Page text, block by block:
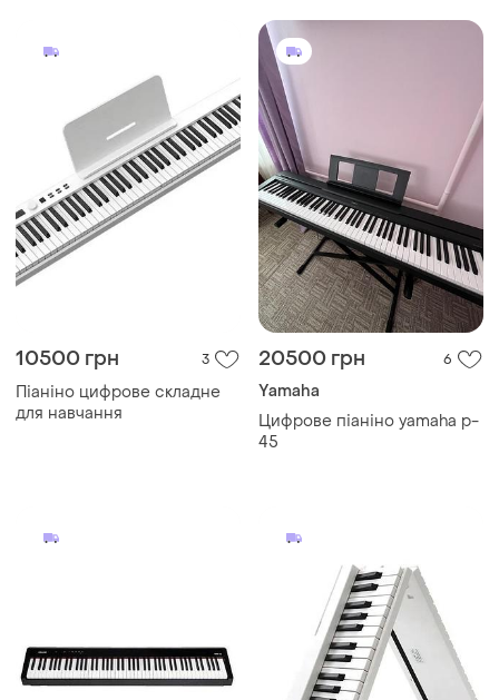
дорозі
10500 грн 3
Піаніно цифрове складне
для навчання
20500 грн 6
Yamaha
Цифрове піаніно yamaha p-
45